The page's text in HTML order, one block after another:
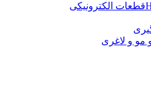
قطعات الکترونیکی
مو و لاغری